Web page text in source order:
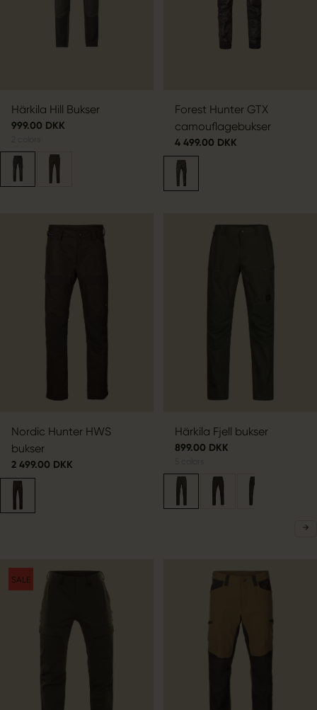
Härkila Hill Bukser
999.00 DKK
Forest Hunter GTX
camouflagebukser
4 499.00 DKK
Nordic Hunter HWS
bukser
2 499.00 DKK
Härkila Fjell bukser
899.00 DKK
SALE